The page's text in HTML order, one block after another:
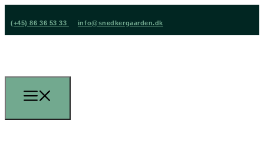
(+45) 86 36 53 33 info@snedkergaarden.dk